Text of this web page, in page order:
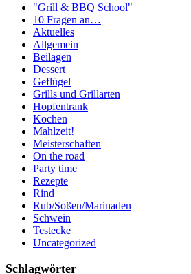
"Grill & BBQ School"
10 Fragen an…
Aktuelles
Allgemein
Beilagen
Dessert
Geflügel
Grills und Grillarten
Hopfentrank
Kochen
Mahlzeit!
Meisterschaften
On the road
Party time
Rezepte
Rind
Rub/Soßen/Marinaden
Schwein
Testecke
Uncategorized
Schlagwörter